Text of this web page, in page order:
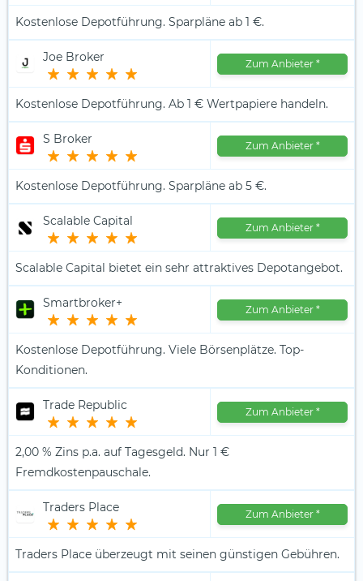
Kostenlose Depotführung. Sparpläne ab 1 €.
Joe Broker Zum Anbieter*
Kostenlose Depotführung. Ab 1 € Wertpapiere handeln.
S Broker Zum Anbieter*
Kostenlose Depotführung. Sparpläne ab 5 €.
Scalable Capital Zum Anbieter*
Scalable Capital bietet ein sehr attraktives Depotangebot.
Smartbroker+ Zum Anbieter*
Kostenlose Depotführung. Viele Börsenplätze. Top-
Konditionen.
Trade Republic Zum Anbieter*
2,00 % Zins p.a. auf Tagesgeld. Nur 1 €
Fremdkostenpauschale.
Traders Place Zum Anbieter*
Traders Place überzeugt mit seinen günstigen Gebühren.